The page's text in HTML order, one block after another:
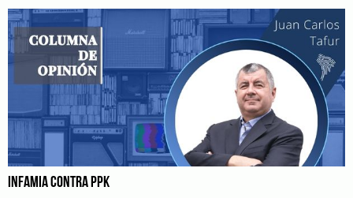
INFAMIA CONTRA PPK